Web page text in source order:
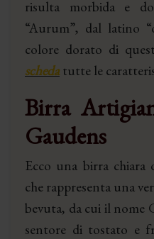
risulta morbida e
“Aurum”, dal latino
colore dorato di
schedatutte le
Birra
Gaudens
Ecco una birra chiara
che rappresenta una
bevuta, da cui il nome
sentore di tostato e